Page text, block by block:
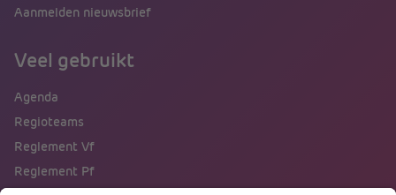
Aanmelden nieuwsbrief
Veel gebruikt
Agenda
Regioteams
Reglement Vf
Reglement Pf